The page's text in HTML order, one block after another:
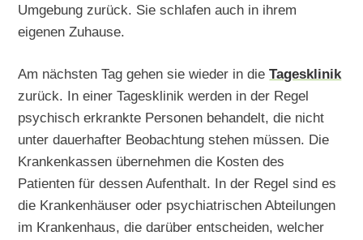
Umgebung zurück. Sie schlafen auch in ihrem
eigenen Zuhause.
Am nächsten Tag gehen sie wieder in dieTagesklinik
zurück. In einer Tagesklinik werden in der Regel
psychisch erkrankte Personen behandelt, die nicht
unter dauerhafter Beobachtung stehen müssen. Die
Krankenkassen übernehmen die Kosten des
Patienten für dessen Aufenthalt. In der Regel sind es
die Krankenhäuser oder psychiatrischen Abteilungen
im Krankenhaus, die darüber entscheiden, welcher